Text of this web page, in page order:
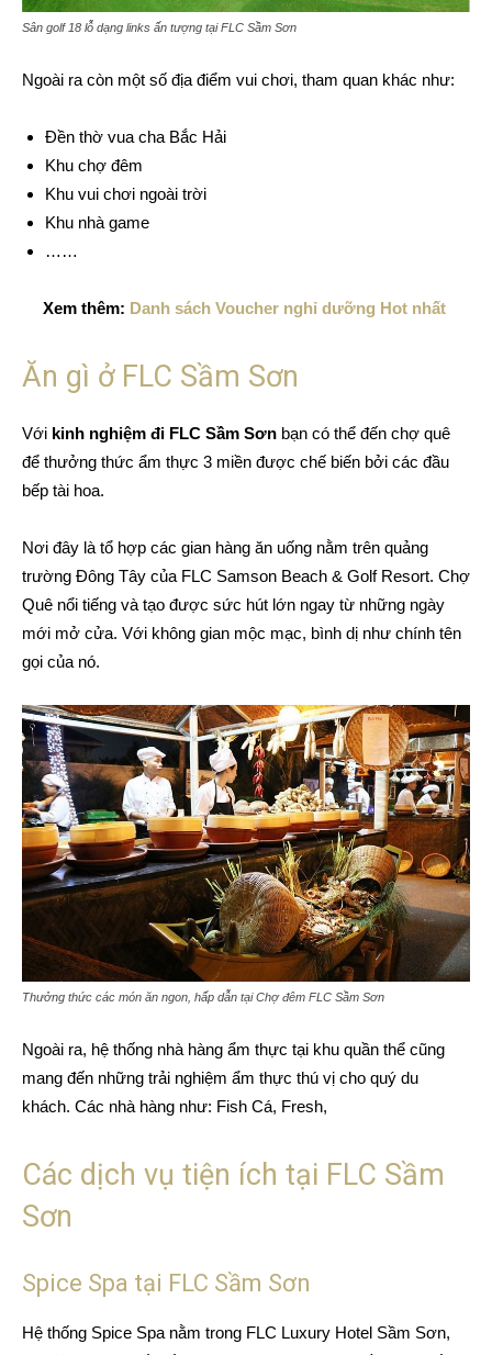
Sân golf 18 lỗ dạng links ấn tượng tại FLC Sầm Sơn
Ngoài ra còn một số địa điểm vui chơi, tham quan khác như:
Đền thờ vua cha Bắc Hải
Khu chợ đêm
Khu vui chơi ngoài trời
Khu nhà game
……
Xem thêm: Danh sách Voucher nghỉ dưỡng Hot nhất
Ăn gì ở FLC Sầm Sơn
Với kinh nghiệm đi FLC Sầm Sơn bạn có thể đến chợ quê
để thưởng thức ẩm thực 3 miền được chế biến bởi các đầu
bếp tài hoa.
Nơi đây là tổ hợp các gian hàng ăn uống nằm trên quảng
trường Đông Tây của FLC Samson Beach & Golf Resort. Chợ
Quê nổi tiếng và tạo được sức hút lớn ngay từ những ngày
mới mở cửa. Với không gian mộc mạc, bình dị như chính tên
gọi của nó.
Thưởng thức các món ăn ngon, hấp dẫn tại Chợ đêm FLC Sầm Sơn
Ngoài ra, hệ thống nhà hàng ẩm thực tại khu quần thể cũng
mang đến những trải nghiệm ẩm thực thú vị cho quý du
khách. Các nhà hàng như: Fish Cá, Fresh,
Các dịch vụ tiện ích tại FLC Sầm
Sơn
Spice Spa tại FLC Sầm Sơn
Hệ thống Spice Spa nằm trong FLC Luxury Hotel Sầm Sơn,